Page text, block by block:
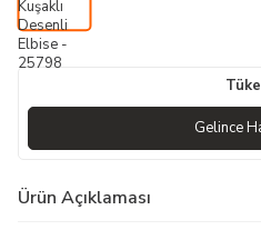
Gelince
Ürün Açıklaması